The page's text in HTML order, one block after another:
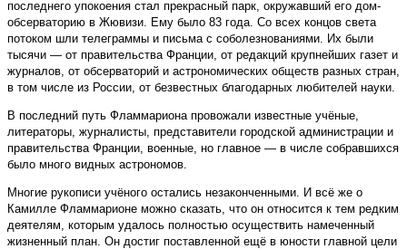
последнего упокоения стал прекрасный парк, окружавший его дом-
обсерваторию в Жювизи. Ему было 83 года. Со всех концов света
потоком шли телеграммы и письма с соболезнованиями. Их были
тысячи — от правительства Франции, от редакций крупнейших газет и
журналов, от обсерваторий и астрономических обществ разных стран,
в том числе из России, от безвестных благодарных любителей науки.
В последний путь Фламмариона провожали известные учёные,
литераторы, журналисты, представители городской администрации и
правительства Франции, военные, но главное — в числе собравшихся
было много видных астрономов.
Многие рукописи учёного остались незаконченными. И всё же о
Камилле Фламмарионе можно сказать, что он относится к тем редким
деятелям, которым удалось полностью осуществить намеченный
жизненный план. Он достиг поставленной ещё в юности главной цели